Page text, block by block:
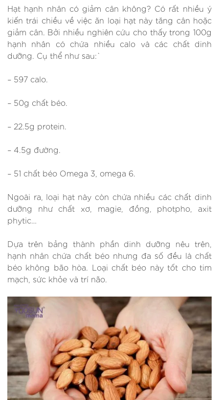
Hạt hạnh nhân có giảm cân không? Có rất nhiều ý
kiến trái chiều về việc ăn loại hạt này tăng cân hoặc
giảm cân. Bởi nhiều nghiên cứu cho thấy trong 100g
hạnh nhân có chứa nhiều calo và các chất dinh
dưỡng. Cụ thể như sau:`
– 597 calo.
– 50g chất béo.
– 22.5g protein.
– 4.5g đường.
– 51 chất béo Omega 3, omega 6.
Ngoài ra, loại hạt này còn chứa nhiều các chất dinh
dưỡng như chất xơ, magie, đồng, photpho, axit
phytic…
Dựa trên bảng thành phần dinh dưỡng nêu trên,
hạnh nhân chứa chất béo nhưng đa số đều là chất
béo không bão hòa. Loại chất béo này tốt cho tim
mạch, sức khỏe và trí não.